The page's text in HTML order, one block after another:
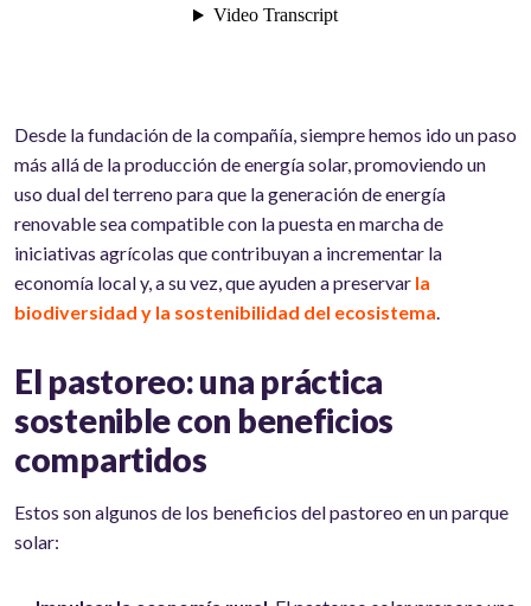
Desde la fundación de la compañía, siempre hemos ido un paso
más allá de la producción de energía solar, promoviendo un
uso dual del terreno para que la generación de energía
renovable sea compatible con la puesta en marcha de
iniciativas agrícolas que contribuyan a incrementar la
economía local y, a su vez, que ayuden a preservar la
biodiversidad y la sostenibilidad del ecosistema.
El pastoreo: una práctica
sostenible con beneficios
compartidos
Estos son algunos de los beneficios del pastoreo en un parque
solar: